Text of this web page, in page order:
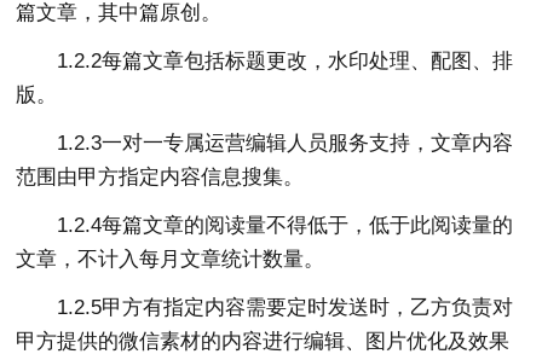
篇文章，其中篇原创。
1.2.2每篇文章包括标题更改，水印处理、配图、排
版。
1.2.3一对一专属运营编辑人员服务支持，文章内容
范围由甲方指定内容信息搜集。
1.2.4每篇文章的阅读量不得低于，低于此阅读量的
文章，不计入每月文章统计数量。
1.2.5甲方有指定内容需要定时发送时，乙方负责对
甲方提供的微信素材的内容进行编辑、图片优化及效果